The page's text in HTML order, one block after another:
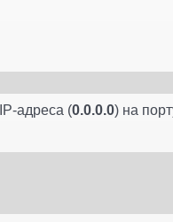
адреса (0.0.0.0) на